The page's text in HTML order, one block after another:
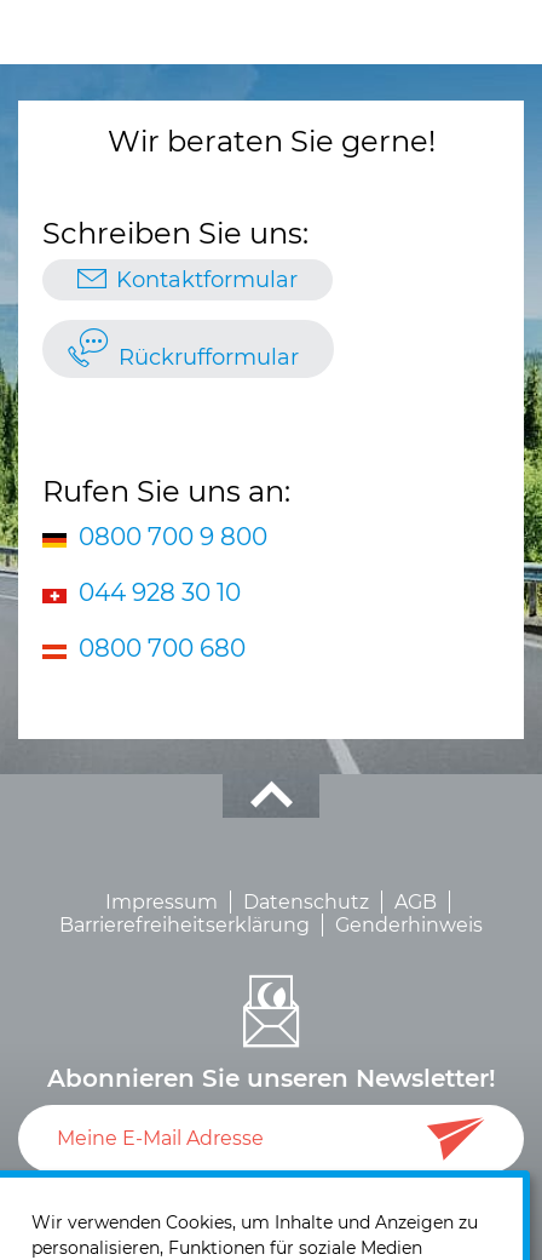
Wir beraten Sie gerne!
Schreiben Sie uns:
Kontaktformular
Rückrufformular
Rufen Sie uns an:
0800 700 9 800
044 928 30 10
0800 700 680
Impressum Datenschutz
AGB
Barrierefreiheitserklärung
Genderhinweis
Abonnieren Sie unseren Newsletter!
Einwilligung zum Versand von Neuigkeiten und
Informationen.
Wir verwenden Cookies, um Inhalte und Anzeigen zu
personalisieren, Funktionen für soziale Medien